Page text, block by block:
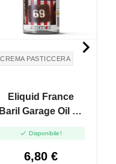
CREMA PASTICCERA
Eliquid France
Baril Garage Oil 69
Mini Shot 10+20
 Disponibile!
6,80 €
